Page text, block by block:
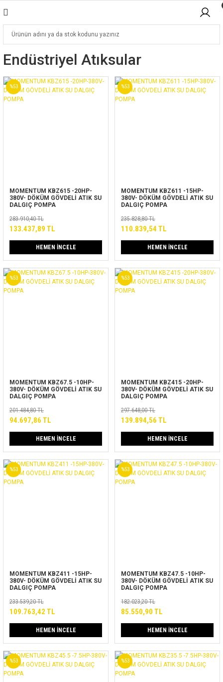
Endüstriyel Atıksular
%53
MOMENTUM KBZ615 -20HP-
380V- DÖKÜM GÖVDELİ ATIK SU
DALGIÇ POMPA
283.910,40 TL
133.437,89 TL
HEMEN İNCELE
%53
MOMENTUM KBZ611 -15HP-
380V- DÖKÜM GÖVDELİ ATIK SU
DALGIÇ POMPA
235.828,80 TL
110.839,54 TL
HEMEN İNCELE
%53
MOMENTUM KBZ67.5 -10HP-
380V- DÖKÜM GÖVDELİ ATIK SU
DALGIÇ POMPA
201.484,80 TL
94.697,86 TL
HEMEN İNCELE
%53
MOMENTUM KBZ415 -20HP-
380V- DÖKÜM GÖVDELİ ATIK SU
DALGIÇ POMPA
297.648,00 TL
139.894,56 TL
HEMEN İNCELE
%53
MOMENTUM KBZ411 -15HP-
380V- DÖKÜM GÖVDELİ ATIK SU
DALGIÇ POMPA
233.539,20 TL
109.763,42 TL
HEMEN İNCELE
%53
MOMENTUM KBZ47.5 -10HP-
380V- DÖKÜM GÖVDELİ ATIK SU
DALGIÇ POMPA
182.023,20 TL
85.550,90 TL
HEMEN İNCELE
%53 %53